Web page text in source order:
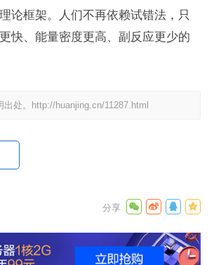
论框架。人们不再依赖试错法，只
快、能量密度更高、副反应更少的
处。 http://huanjing.cn/11287.html